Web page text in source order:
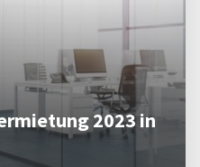
2023 in